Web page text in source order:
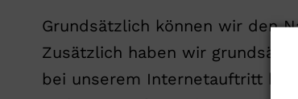
Grundsätzlich können wir den
Zusätzlich haben wir
bei unserem Internetauftritt